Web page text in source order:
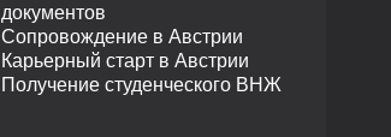
документов
Сопровождение в Австрии
Карьерный старт в Австрии
Получение студенческого ВНЖ